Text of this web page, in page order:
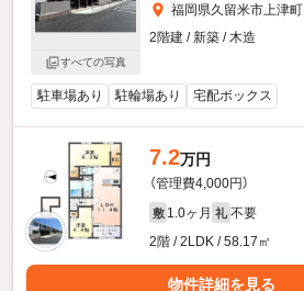
すべての写真
福岡県久留米市上津町
2階建 / 新築 / 木造
駐車場あり 駐輪場あり 宅配ボックス
7.2万円
（管理費4,000円）
敷 1.0ヶ月 礼 不要
2階 / 2LDK / 58.17㎡
物件詳細を見る